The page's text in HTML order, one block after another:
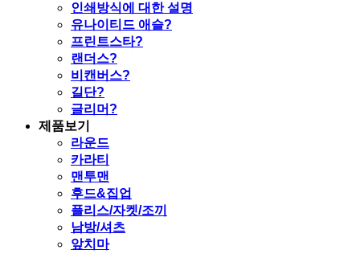
인쇄방식에 대한 설명
유나이티드 애슬?
프린트스타?
랜더스?
비캔버스?
길단?
글리머?
제품보기
라운드
카라티
맨투맨
후드&집업
플리스/자켓/조끼
남방/셔츠
앞치마